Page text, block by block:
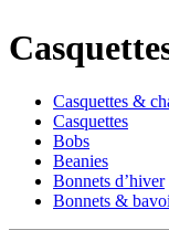
Casquettes &
Casquettes
Bobs
Beanies
Bonnets d’hiver
Bonnets &